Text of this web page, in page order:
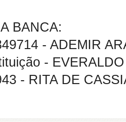
BANCA:
- ADEMIR
-
- RITA DE